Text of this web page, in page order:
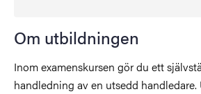
Om utbildningen
Inom examenskursen gör du ett
handledning av en utsedd handledare.